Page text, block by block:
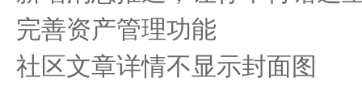
完善资产管理功能
社区文章详情不显示封面图